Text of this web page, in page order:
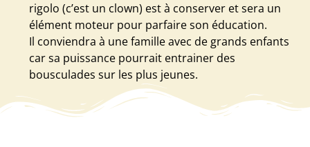
rigolo (c’est un clown) est à conserver et sera un
élément moteur pour parfaire son éducation.
Il conviendra à une famille avec de grands enfants
car sa puissance pourrait entrainer des
bousculades sur les plus jeunes.